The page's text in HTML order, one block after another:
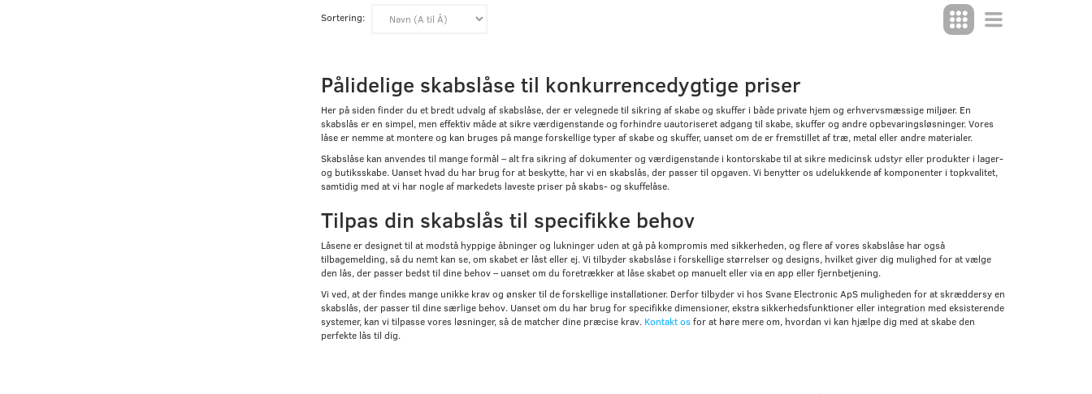
Sortering:
Pålidelige skabslåse til konkurrencedygtige priser
Her på siden finder du et bredt udvalg af skabslåse, der er velegnede til sikring af skabe og skuffer i både private hjem og erhvervsmæssige miljøer. En
skabslås er en simpel, men effektiv måde at sikre værdigenstande og forhindre uautoriseret adgang til skabe, skuffer og andre opbevaringsløsninger. Vores
låse er nemme at montere og kan bruges på mange forskellige typer af skabe og skuffer, uanset om de er fremstillet af træ, metal eller andre materialer.
Skabslåse kan anvendes til mange formål – alt fra sikring af dokumenter og værdigenstande i kontorskabe til at sikre medicinsk udstyr eller produkter i lager-
og butiksskabe. Uanset hvad du har brug for at beskytte, har vi en skabslås, der passer til opgaven. Vi benytter os udelukkende af komponenter i topkvalitet,
samtidig med at vi har nogle af markedets laveste priser på skabs- og skuffelåse.
Tilpas din skabslås til specifikke behov
Låsene er designet til at modstå hyppige åbninger og lukninger uden at gå på kompromis med sikkerheden, og flere af vores skabslåse har også
tilbagemelding, så du nemt kan se, om skabet er låst eller ej. Vi tilbyder skabslåse i forskellige størrelser og designs, hvilket giver dig mulighed for at vælge
den lås, der passer bedst til dine behov – uanset om du foretrækker at låse skabet op manuelt eller via en app eller fjernbetjening.
Vi ved, at der findes mange unikke krav og ønsker til de forskellige installationer. Derfor tilbyder vi hos Svane Electronic ApS muligheden for at skræddersy en
skabslås, der passer til dine særlige behov. Uanset om du har brug for specifikke dimensioner, ekstra sikkerhedsfunktioner eller integration med eksisterende
systemer, kan vi tilpasse vores løsninger, så de matcher dine præcise krav. Kontakt osfor at høre mere om, hvordan vi kan hjælpe dig med at skabe den
perfekte lås til dig.